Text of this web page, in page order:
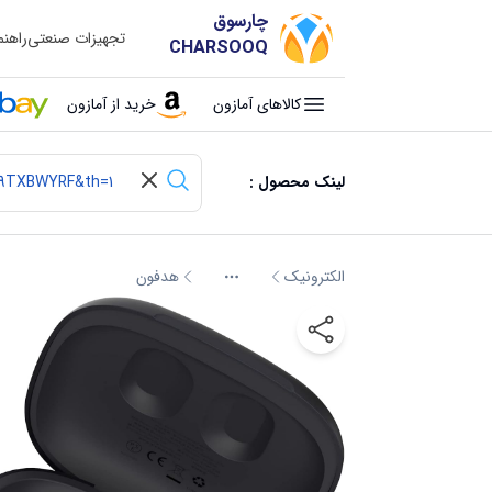
چارسوق
CHARSOOQ
تجهیزات صنعتی
کالاهای آمازون خرید از آمازون
لینک محصول :
الکترونیک More هدفون